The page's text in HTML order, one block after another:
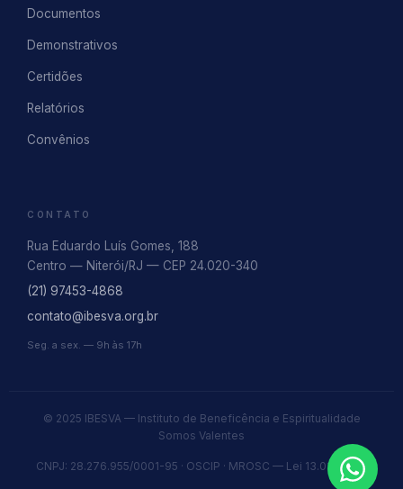
Documentos
Demonstrativos
Certidões
Relatórios
Convênios
CONTATO
Rua Eduardo Luís Gomes, 188
Centro — Niterói/RJ — CEP 24.020-340
(21) 97453-4868
contato@ibesva.org.br
Seg. a sex. — 9h às 17h
© 2025 IBESVA — Instituto de Beneficência e Espiritualidade
Somos Valentes
CNPJ: 28.276.955/0001-95 · OSCIP · MROSC — Lei 13.019/2014